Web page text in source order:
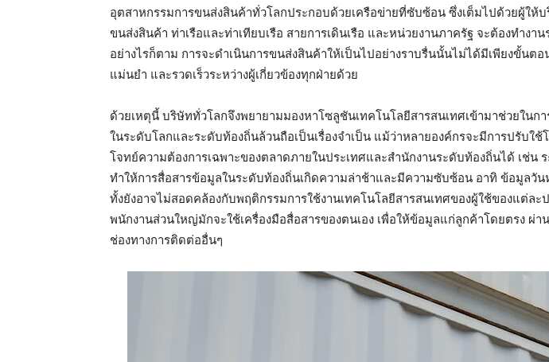
อุตสาหกรรมการขนส่งสินค้าทั่วโลกประกอบด้วยเครือข่ายที่ซับซ้อน ซึ่งเต็มไปด้วยผู้ใ
ขนส่งสินค้า ท่าเรือและท่าเทียบเรือ สายการเดินเรือ และหน่วยงานภาครัฐ จะต้องทำ
อย่างไรก็ตาม การจะดำเนินการขนส่งสินค้าให้เป็นไปอย่างราบรื่นนั้นไม่ได้มีเพียงขั้น
แม่นยำ และรวดเร็วระหว่างผู้เกี่ยวข้องทุกฝ่ายด้วย
ด้วยเหตุนี้ บริษัททั่วโลกจึงพยายามมองหาโซลูชันเทคโนโลยีสารสนเทศเข้ามาช่วยใน
ในระดับโลกและระดับท้องถิ่นล้วนถือเป็นเรื่องจำเป็น แม้ว่าหลายองค์กรจะมีการปรับ
โจทย์ความต้องการเฉพาะของตลาดภายในประเทศและสำนักงานระดับท้องถิ่นได้ เช่
ทำให้การสื่อสารข้อมูลในระดับท้องถิ่นเกิดความล่าช้าและมีความซับซ้อน อาทิ ข้อมูลวั
ทั้งยังอาจไม่สอดคล้องกับพฤติกรรมการใช้งานเทคโนโลยีสารสนเทศของผู้ใช้ของแต่ละ
พนักงานส่วนใหญ่มักจะใช้เครื่องมือสื่อสารของตนเอง เพื่อให้ข้อมูลแก่ลูกค้าโดยตรง ผ่
ช่องทางการติดต่ออื่นๆ